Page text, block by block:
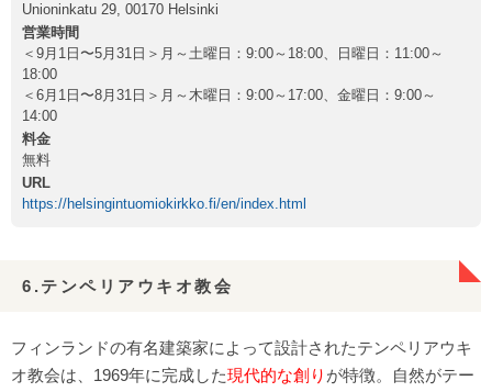
Unioninkatu 29, 00170 Helsinki
営業時間
＜9月1日〜5月31日＞月～土曜日：9:00～18:00、日曜日：11:00～
18:00
＜6月1日〜8月31日＞月～木曜日：9:00～17:00、金曜日：9:00～
14:00
料金
無料
URL
https://helsingintuomiokirkko.fi/en/index.html
6.テンペリアウキオ教会
フィンランドの有名建築家によって設計されたテンペリアウキ
オ教会は、1969年に完成した現代的な創り が特徴。自然がテー